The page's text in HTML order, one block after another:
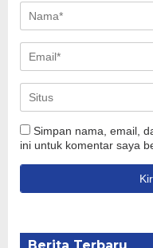
Simpan nama, email,
ini untuk komentar saya